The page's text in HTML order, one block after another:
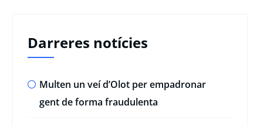
Darreres notícies
Multen un veí d’Olot per empadronar
gent de forma fraudulenta